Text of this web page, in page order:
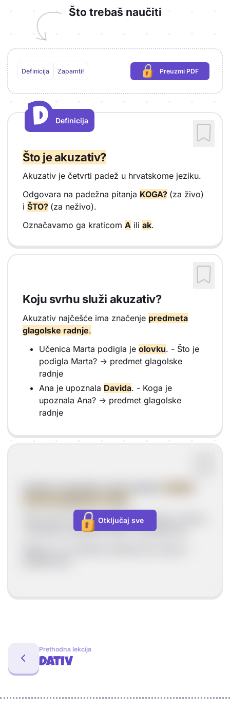
Što trebaš naučiti
Definicija Zapamti! Preuzmi PDF
(potrebna prijava)
D
D
Definicija
Što je akuzativ?
Akuzativ je četvrti padež u hrvatskome jeziku.
Odgovara na padežna pitanja KOGA? (za živo)
i ŠTO? (za neživo).
Označavamo ga kraticom A ili ak.
Koju svrhu služi akuzativ?
Akuzativ najčešće ima značenje predmeta
glagolske radnje.
Učenica Marta podigla je olovku. - Što je
podigla Marta? -> predmet glagolske
radnje
Ana je upoznala Davida. - Koga je
upoznala Ana? -> predmet glagolske
radnje
Kada izriče okolnosti glagolske radnje, imenica
u akuzativu najčešće dolazi s prijedlozima.
Otključaj sve
Prethodna lekcija
Dativ